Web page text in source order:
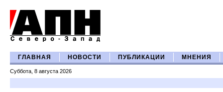
ГЛАВНАЯ НОВОСТИ ПУБЛИКАЦИИ МНЕНИЯ
Суббота, 8 августа 2026